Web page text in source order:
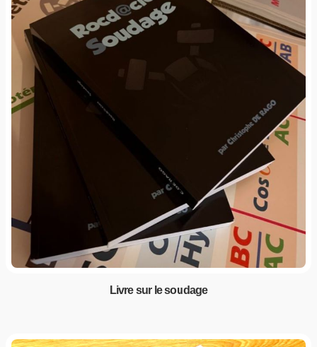
Livre sur le soudage